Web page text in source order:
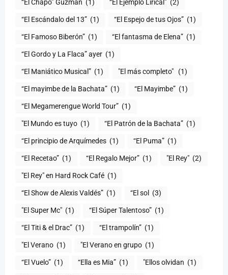
“El Chapo” Guzmán (1) “El Ejemplo Lirical” (2)
“El Escándalo del 13” (1) “El Espejo de tus Ojos” (1)
“El Famoso Biberón” (1) “El fantasma de Elena” (1)
“El Gordo y La Flaca” ayer (1)
“El Maniático Musical” (1) "El más completo" ​ (1)
“El mayimbe de la Bachata” (1) “El Mayimbe” (1)
“El Megamerengue World Tour” (1)
"El Mundo es tuyo (1) “El Patrón de la Bachata” (1)
“El principio de Arquímedes (1) “El Puma” (1)
“El Recetao” (1) “El Regalo Mejor” (1) "El Rey" (2)
"El Rey" en Hard Rock Café (1)
“El Show de Alexis Valdés” (1) “El sol (3)
"El Super Mc" (1) (1)
“El Titi & el Drac” (1) “El trampolín” (1)
"El Verano (1) "El Verano en grupo (1)
(1) “Ella es Mia” (1) "Ellos olvidan (1)